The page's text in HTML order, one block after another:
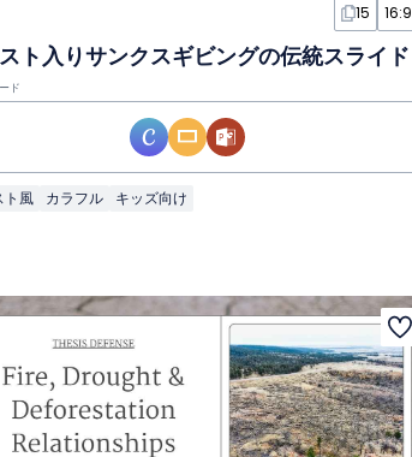
15 16:9
ト入りサンクスギビングの伝統スライド
ド
ト風 カラフル キッズ向け